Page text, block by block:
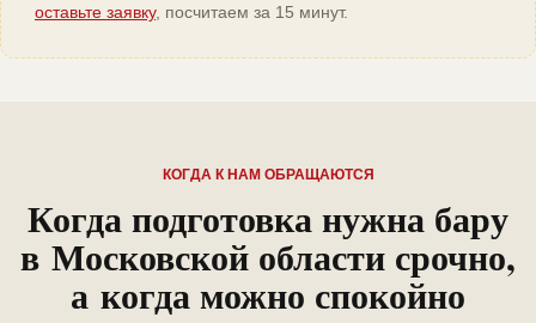
оставьте заявку, посчитаем за 15 минут.
КОГДА К НАМ ОБРАЩАЮТСЯ
Когда подготовка нужна бару
в Московской области срочно,
а когда можно спокойно